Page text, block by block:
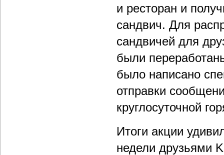
и ресторан и
сандвич. Для
сандвичей для
были
было написано
отправки
круглосуточной
Итоги акции
недели друзьями